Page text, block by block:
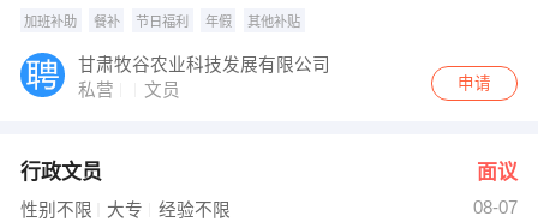
加班补助 餐补 节日福利 年假 其他补贴
甘肃牧谷农业科技发展有限公司
私营
文员 申请
行政文员 面议
性别不限 大专 经验不限 08-07